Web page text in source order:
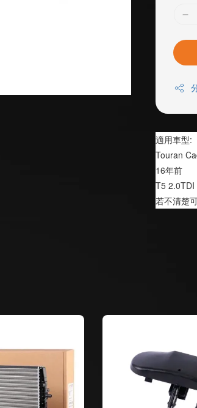
適用車型:
Touran
16年前
T5 2.0TDI
若不清楚